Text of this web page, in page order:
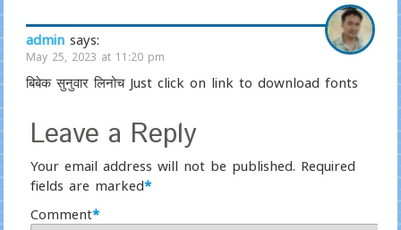
admin says:
May 25, 2023 at 11:20 pm
बिबेक सुनुवार लिनोच Just click on link to download fonts
Leave a Reply
Your email address will not be published. Required
fields are marked*
Comment*